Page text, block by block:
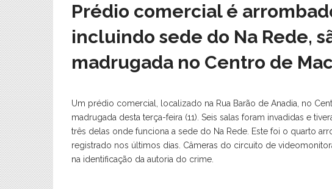
Prédio comercial é
incluindo sede do Na Rede,
madrugada no Centro de
Um prédio comercial, localizado na Rua Barão de Anadia, no
madrugada desta terça-feira (11). Seis salas foram invadidas e
três delas onde funciona a sede do Na Rede. Este foi o quarto
registrado nos últimos dias. Câmeras do circuito de
na identificação da autoria do crime.